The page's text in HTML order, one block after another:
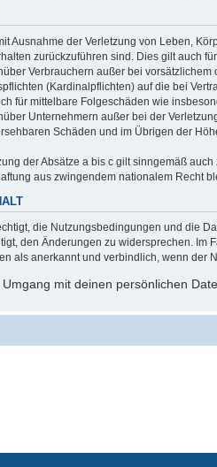
Ausnahme der Verletzung von Leben,
zurückzuführen sind. Dies gilt auch
Verbrauchern außer bei
(Kardinalpflichten) auf die bei
für mittelbare Folgeschäden wie
Unternehmern außer bei der
Schäden und im Übrigen der
der Absätze a bis c gilt sinngemäß
aus zwingendem nationalem Recht
die Nutzungsbedingungen und die
den Änderungen zu widersprechen.
als anerkannt und verbindlich, wenn der
mit deinen persönlichen